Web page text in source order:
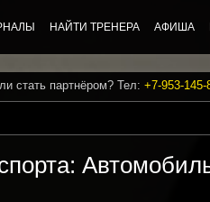
НАЙТИ ТРЕНЕРА АФИША
стать партнёром? Тел: +7-953-145-